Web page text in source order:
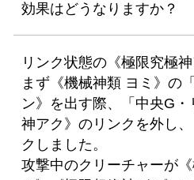
効果はどうなりますか？
リンク状態の《極限究極
まず《機械神類 ヨミ》の
ン》を出す際、「中央G
神アク》のリンクを外し
クしました。
攻撃中のクリーチャーが